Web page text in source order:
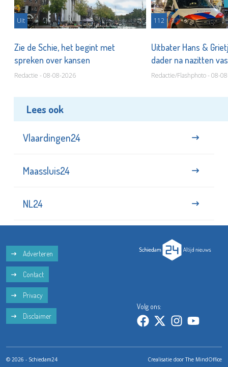
Uit
Zie de Schie, het begint met
spreken over kansen
Redactie - 08-08-2026
112
Uitbater Hans &
dader na nazitten
Redactie/Flashphoto - 08-
Lees ook
Vlaardingen24
Maassluis24
NL24
Adverteren
Contact
Privacy
Disclaimer
Volg ons:
© 2026 - Schiedam24 Crealisatie doorThe MindOffice